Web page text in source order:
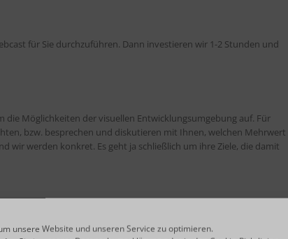
unsere Website und unseren Service zu optimieren.
für Sie durchzuführen. Dann investieren wir 1-2 Stunden und
die Möglichkeiten der visuellen Entwicklungsumgebung auf. Für
bzw. besprechen und diskutieren mit Ihnen, welchen Mehrwert
werden konkret. Es geht ja schließlich um ihre Ziele, die damit
juckt einem in den Fingern – also zumindest den Entwicklern
Sie einen unserer Jump Start Workshops. Entdecken Sie, wie Sie